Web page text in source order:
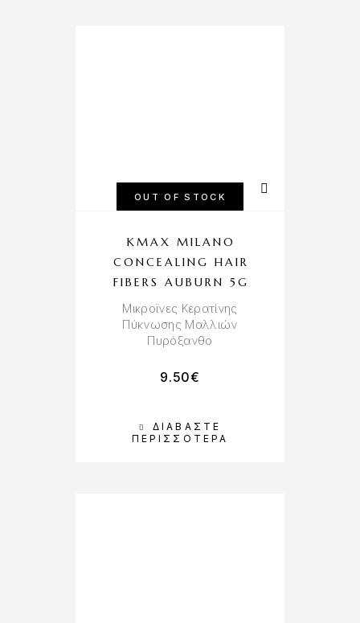
OUT OF STOCK
ΔΙΑΒΆΣΤΕ
ΠΕΡΙΣΣΌΤΕΡΑ
KMAX MILANO
CONCEALING HAIR
FIBERS AUBURN 5G
Μικροϊνες Κερατίνης
Πύκνωσης Μαλλιών
Πυρόξανθο
9.50€